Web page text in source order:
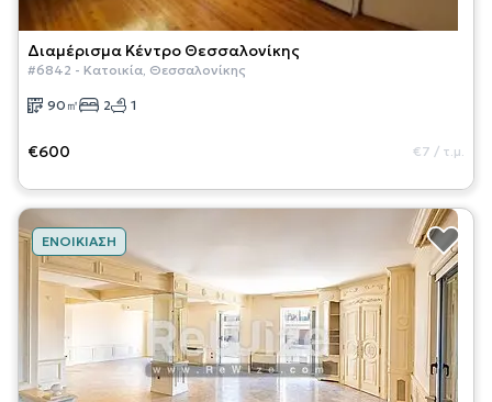
Διαμέρισμα Κέντρο Θεσσαλονίκης
#6842 - Κατοικία, Θεσσαλονίκης
90 ㎡ 2 1
€600 €7 / τ.μ.
ΕΝΟΙΚΊΑΣΗ